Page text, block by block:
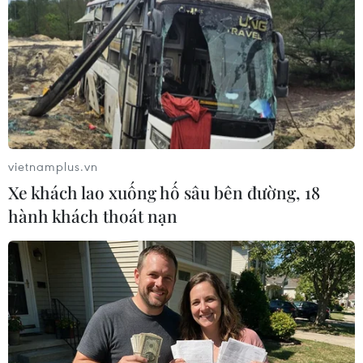
quan An ninh điều tra Bộ Công an
Đắk Lắk tuyển sinh bổ sung hơn 2.700 chỉ tiêu
vào lớp 10 công lập
Phú Thọ không phát hiện dấu hiệu bất
thường trong Kỳ thi tốt nghiệp THPT
TIN LIÊN QUAN
vietnamplus.vn
Xe khách lao xuống hố sâu bên đường, 18
hành khách thoát nạn